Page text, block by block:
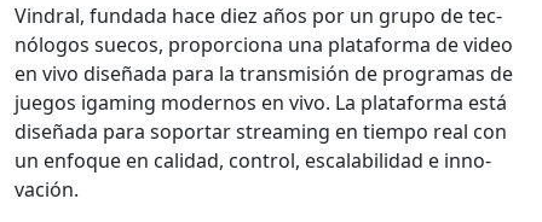
Vin­dral, fun­da­da hace diez años por un grupo de tec­
nól­o­gos sue­cos, pro­por­ciona una platafor­ma de video
en vivo dis­eña­da para la trans­misión de pro­gra­mas de
jue­gos igam­ing mod­er­nos en vivo. La platafor­ma está
dis­eña­da para sopor­tar stream­ing en tiem­po real con
un enfoque en cal­i­dad, con­trol, escal­a­bil­i­dad e inno­
vación.